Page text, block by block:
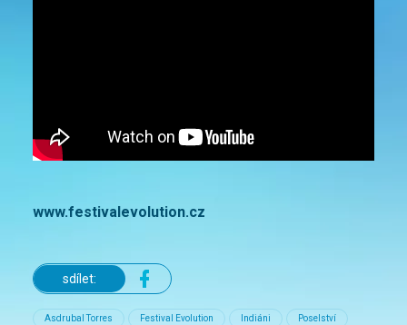
www.festivalevolution.cz
sdílet:
Asdrubal Torres Festival Evolution Indiáni Poselství